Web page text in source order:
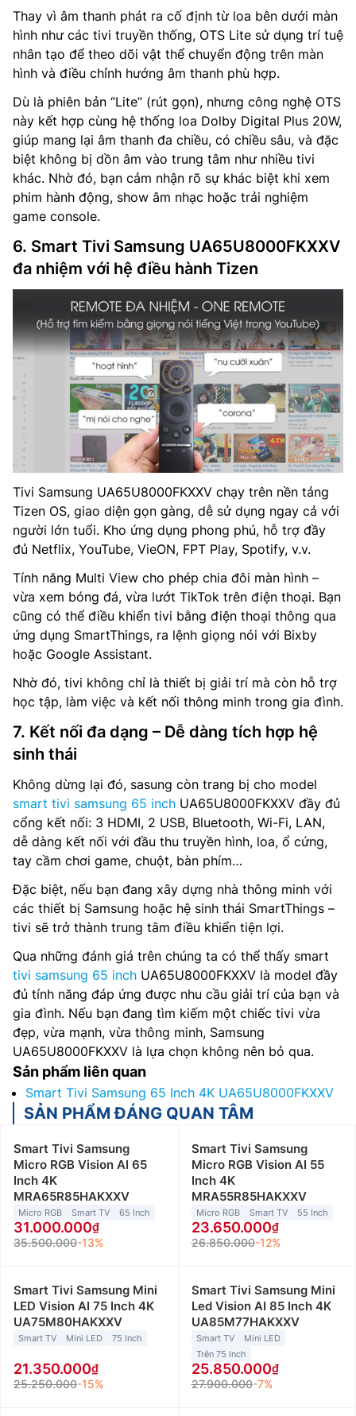
Thay vì âm thanh phát ra cố định từ loa bên dưới màn
hình như các tivi truyền thống, OTS Lite sử dụng trí tuệ
nhân tạo để theo dõi vật thể chuyển động trên màn
hình và điều chỉnh hướng âm thanh phù hợp.
Dù là phiên bản “Lite” (rút gọn), nhưng công nghệ OTS
này kết hợp cùng hệ thống loa Dolby Digital Plus 20W,
giúp mang lại âm thanh đa chiều, có chiều sâu, và đặc
biệt không bị dồn âm vào trung tâm như nhiều tivi
khác. Nhờ đó, bạn cảm nhận rõ sự khác biệt khi xem
phim hành động, show âm nhạc hoặc trải nghiệm
game console.
6. Smart Tivi Samsung UA65U8000FKXXV
đa nhiệm với hệ điều hành Tizen
Tivi Samsung UA65U8000FKXXV chạy trên nền tảng
Tizen OS, giao diện gọn gàng, dễ sử dụng ngay cả với
người lớn tuổi. Kho ứng dụng phong phú, hỗ trợ đầy
đủ Netflix, YouTube, VieON, FPT Play, Spotify, v.v.
Tính năng Multi View cho phép chia đôi màn hình –
vừa xem bóng đá, vừa lướt TikTok trên điện thoại. Bạn
cũng có thể điều khiển tivi bằng điện thoại thông qua
ứng dụng SmartThings, ra lệnh giọng nói với Bixby
hoặc Google Assistant.
Nhờ đó, tivi không chỉ là thiết bị giải trí mà còn hỗ trợ
học tập, làm việc và kết nối thông minh trong gia đình.
7. Kết nối đa dạng – Dễ dàng tích hợp hệ
sinh thái
Không dừng lại đó, sasung còn trang bị cho model
smart tivi samsung 65 inch UA65U8000FKXXV đầy đủ
cổng kết nối: 3 HDMI, 2 USB, Bluetooth, Wi-Fi, LAN,
dễ dàng kết nối với đầu thu truyền hình, loa, ổ cứng,
tay cầm chơi game, chuột, bàn phím…
Đặc biệt, nếu bạn đang xây dựng nhà thông minh với
các thiết bị Samsung hoặc hệ sinh thái SmartThings –
tivi sẽ trở thành trung tâm điều khiển tiện lợi.
Qua những đánh giá trên chúng ta có thể thấy smart
tivi samsung 65 inch UA65U8000FKXXV là model đầy
đủ tính năng đáp ứng được nhu cầu giải trí của bạn và
gia đình. Nếu bạn đang tìm kiếm một chiếc tivi vừa
đẹp, vừa mạnh, vừa thông minh, Samsung
UA65U8000FKXXV là lựa chọn không nên bỏ qua.
Sản phẩm liên quan
Smart Tivi Samsung 65 Inch 4K UA65U8000FKXXV
SẢN PHẨM ĐÁNG QUAN TÂM
Smart Tivi Samsung
Micro RGB Vision AI 65
Inch 4K
MRA65R85HAKXXV
Micro RGB Smart TV 65 Inch
31.000.000
35.500.000-13%
Smart Tivi Samsung
Micro RGB Vision AI 55
Inch 4K
MRA55R85HAKXXV
Micro RGB Smart TV 55 Inch
23.650.000
26.850.000-12%
Smart Tivi Samsung Mini
LED Vision AI 75 Inch 4K
UA75M80HAKXXV
Smart TV Mini LED 75 Inch
21.350.000
25.250.000-15%
Smart Tivi Samsung Mini
Led Vision AI 85 Inch 4K
UA85M77HAKXXV
Smart TV
Mini LED
Trên 75 Inch
25.850.000
27.900.000-7%